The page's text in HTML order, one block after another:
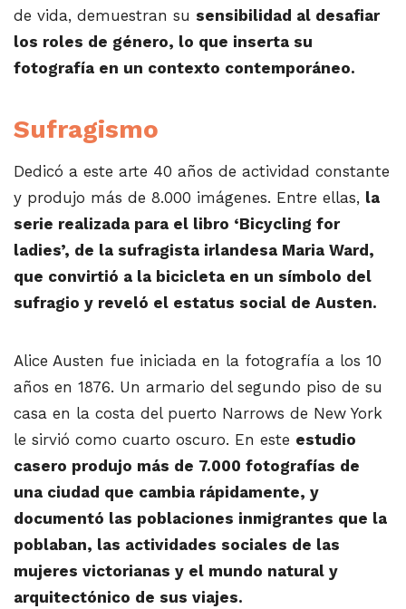
de vida, demuestran su sensibilidad al desafiar
los roles de género, lo que inserta su
fotografía en un contexto contemporáneo.
Sufragismo
Dedicó a este arte 40 años de actividad constante
y produjo más de 8.000 imágenes. Entre ellas, la
serie realizada para el libro ‘Bicycling for
ladies’, de la sufragista irlandesa Maria Ward,
que convirtió a la bicicleta en un símbolo del
sufragio y reveló el estatus social de Austen.
Alice Austen fue iniciada en la fotografía a los 10
años en 1876. Un armario del segundo piso de su
casa en la costa del puerto Narrows de New York
le sirvió como cuarto oscuro. En este estudio
casero produjo más de 7.000 fotografías de
una ciudad que cambia rápidamente, y
documentó las poblaciones inmigrantes que la
poblaban, las actividades sociales de las
mujeres victorianas y el mundo natural y
arquitectónico de sus viajes.